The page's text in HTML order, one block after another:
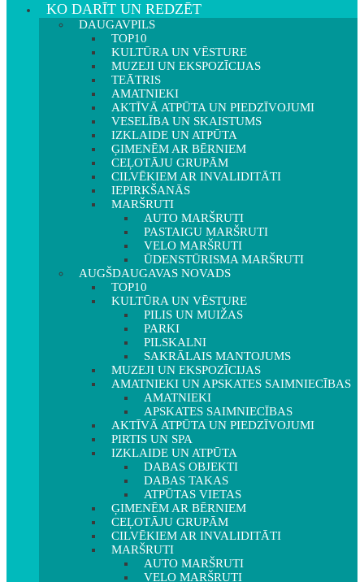
KO DARĪT UN REDZĒT
DAUGAVPILS
TOP10
KULTŪRA UN VĒSTURE
MUZEJI UN EKSPOZĪCIJAS
TEĀTRIS
AMATNIEKI
AKTĪVĀ ATPŪTA UN PIEDZĪVOJUMI
VESELĪBA UN SKAISTUMS
IZKLAIDE UN ATPŪTA
ĢIMENĒM AR BĒRNIEM
CEĻOTĀJU GRUPĀM
CILVĒKIEM AR INVALIDITĀTI
IEPIRKŠANĀS
MARŠRUTI
AUTO MARŠRUTI
PASTAIGU MARŠRUTI
VELO MARŠRUTI
ŪDENSTŪRISMA MARŠRUTI
AUGŠDAUGAVAS NOVADS
TOP10
KULTŪRA UN VĒSTURE
PILIS UN MUIŽAS
PARKI
PILSKALNI
SAKRĀLAIS MANTOJUMS
MUZEJI UN EKSPOZĪCIJAS
AMATNIEKI UN APSKATES SAIMNIECĪBAS
AMATNIEKI
APSKATES SAIMNIECĪBAS
AKTĪVĀ ATPŪTA UN PIEDZĪVOJUMI
PIRTIS UN SPA
IZKLAIDE UN ATPŪTA
DABAS OBJEKTI
DABAS TAKAS
ATPŪTAS VIETAS
ĢIMENĒM AR BĒRNIEM
CEĻOTĀJU GRUPĀM
CILVĒKIEM AR INVALIDITĀTI
MARŠRUTI
AUTO MARŠRUTI
VELO MARŠRUTI